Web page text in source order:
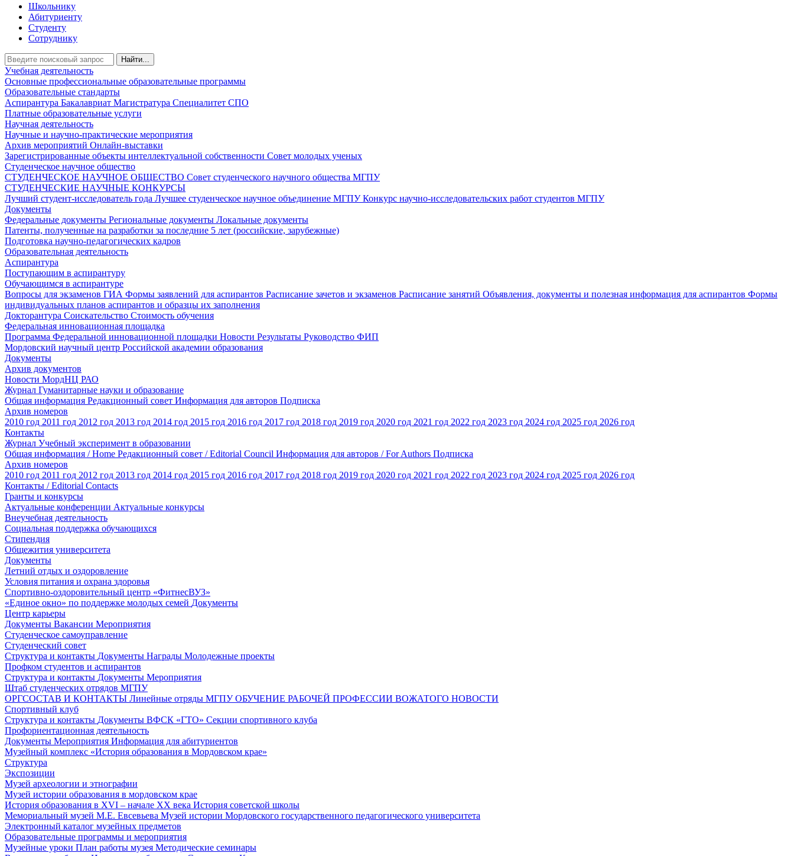
Школьнику
Абитуриенту
Студенту
Сотруднику
Найти...
Учебная деятельность
Основные профессиональные образовательные программы
Образовательные стандарты
Аспирантура Бакалавриат Магистратура Специалитет СПО
Платные образовательные услуги
Научная деятельность
Научные и научно-практические мероприятия
Архив мероприятий Онлайн-выставки
Зарегистрированные объекты интеллектуальной собственности Совет молодых ученых
Студенческое научное общество
СТУДЕНЧЕСКОЕ НАУЧНОЕ ОБЩЕСТВО Совет студенческого научного общества МГПУ
СТУДЕНЧЕСКИЕ НАУЧНЫЕ КОНКУРСЫ
Лучший студент-исследователь года Лучшее студенческое научное объединение МГПУКонкурс научно-исследовательских работ студентов МГПУ
Документы
Федеральные документы Региональные документы Локальные документы
Патенты, полученные на разработки за последние 5 лет (российские, зарубежные)
Подготовка научно-педагогических кадров
Образовательная деятельность
Аспирантура
Поступающим в аспирантуру
Обучающимся в аспирантуре
Вопросы для экзаменов ГИА Формы заявлений для аспирантов Расписание зачетов и экзаменов Расписание занятий Объявления, документы и полезная информация для аспирантов Формы
индивидуальных планов аспирантов и образцы их заполнения
Докторантура Соискательство Стоимость обучения
Федеральная инновационная площадка
Программа Федеральной инновационной площадки Новости Результаты Руководство ФИП
Мордовский научный центр Российской академии образования
Документы
Архив документов
Новости МордНЦ РАО
Журнал Гуманитарные науки и образование
Общая информация Редакционный совет Информация для авторов Подписка
Архив номеров
2010 год 2011 год 2012 год 2013 год 2014 год 2015 год 2016 год 2017 год 2018 год 2019 год 2020 год 2021 год 2022 год 2023 год 2024 год 2025 год 2026 год
Контакты
Журнал Учебный эксперимент в образовании
Общая информация / Home Редакционный совет / Editorial Council Информация для авторов / For Authors Подписка
Архив номеров
2010 год 2011 год 2012 год 2013 год 2014 год 2015 год 2016 год 2017 год 2018 год 2019 год 2020 год 2021 год 2022 год 2023 год 2024 год 2025 год 2026 год
Контакты / Editorial Contacts
Гранты и конкурсы
Актуальные конференции Актуальные конкурсы
Внеучебная деятельность
Социальная поддержка обучающихся
Стипендия
Общежития университета
Документы
Летний отдых и оздоровление
Условия питания и охрана здоровья
Спортивно-оздоровительный центр «ФитнесВУЗ»
«Единое окно» по поддержке молодых семей Документы
Центр карьеры
Документы Вакансии Мероприятия
Студенческое самоуправление
Студенческий совет
Структура и контакты Документы Награды Молодежные проекты
Профком студентов и аспирантов
Структура и контакты Документы Мероприятия
Штаб студенческих отрядов МГПУ
ОРГСОСТАВ И КОНТАКТЫ Линейные отряды МГПУОБУЧЕНИЕ РАБОЧЕЙ ПРОФЕССИИ ВОЖАТОГО НОВОСТИ
Спортивный клуб
Структура и контакты Документы ВФСК «ГТО» Секции спортивного клуба
Профориентационная деятельность
Документы Мероприятия Информация для абитуриентов
Музейный комплекс «История образования в Мордовском крае»
Структура
Экспозиции
Музей археологии и этнографии
Музей истории образования в мордовском крае
История образования в XVI – начале XX века История советской школы
Мемориальный музей М.Е. Евсевьева Музей истории Мордовского государственного педагогического университета
Электронный каталог музейных предметов
Образовательные программы и мероприятия
Музейные уроки План работы музея Методические семинары